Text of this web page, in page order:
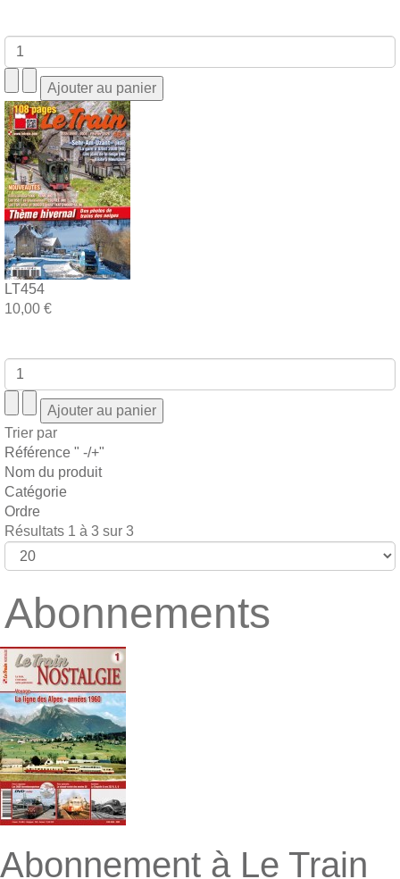
LT454
10,00 €
Trier par
Référence " -/+"
Nom du produit
Catégorie
Ordre
Résultats 1 à 3 sur 3
Abonnements
Abonnement à Le Train